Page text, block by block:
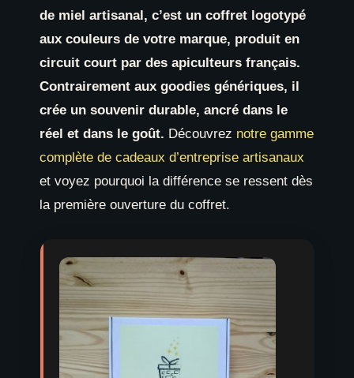
de miel artisanal, c’est un coffret logotypé
aux couleurs de votre marque, produit en
circuit court par des apiculteurs français.
Contrairement aux goodies génériques, il
crée un souvenir durable, ancré dans le
réel et dans le goût. Découvrez notre gamme
complète de cadeaux d’entreprise artisanaux
et voyez pourquoi la différence se ressent dès
la première ouverture du coffret.